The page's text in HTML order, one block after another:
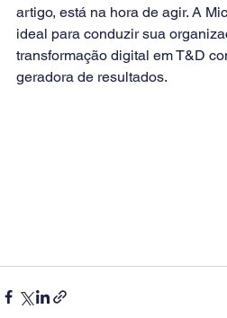
artigo, está na hora de agir. A
ideal para conduzir sua
transformação digital em T&D
geradora de resultados.